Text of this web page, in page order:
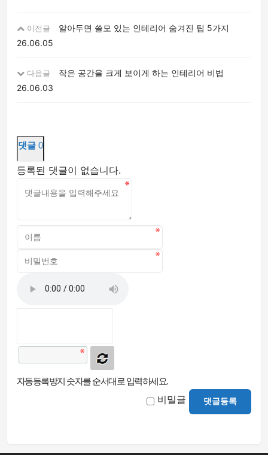
이전글
알아두면 쓸모 있는 인테리어 숨겨진 팁 5가지
26.06.05
다음글
작은 공간을 크게 보이게 하는 인테리어 비법
26.06.03
댓글 0
등록된 댓글이 없습니다.
자동등록방지 숫자를 순서대로 입력하세요.
비밀글 댓글등록